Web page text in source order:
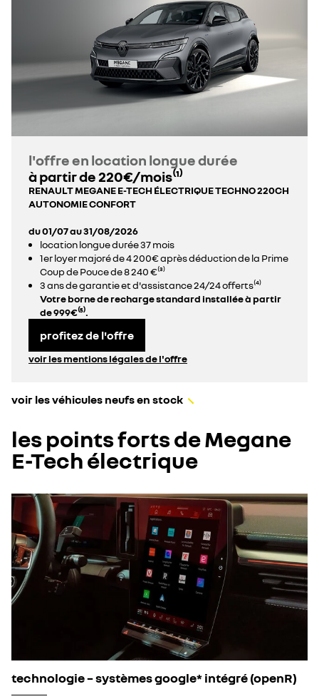
l'offre en location longue durée
à partir de 220€/mois⁽¹⁾
RENAULT MEGANE E-TECH ÉLECTRIQUE TECHNO 220CH
AUTONOMIE CONFORT
du 01/07 au 31/08/2026
location longue durée 37 mois
1er loyer majoré de 4 200€ après déduction de la Prime
Coup de Pouce de 8 240 €⁽³⁾
3 ans de garantie et d'assistance 24/24 offerts⁽⁴⁾
Votre borne de recharge standard installée à partir
de 999€⁽⁵⁾.
profitez de l'offre
voir les mentions légales de l'offre
voir les véhicules neufs en stock
les points forts de Megane
E-Tech électrique
technologie – systèmes google* intégré (openR)